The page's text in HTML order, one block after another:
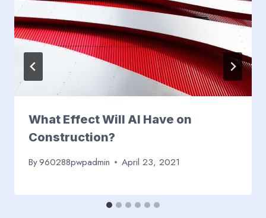
What Effect Will AI Have on
Construction?
By960288pwpadmin April 23, 2021